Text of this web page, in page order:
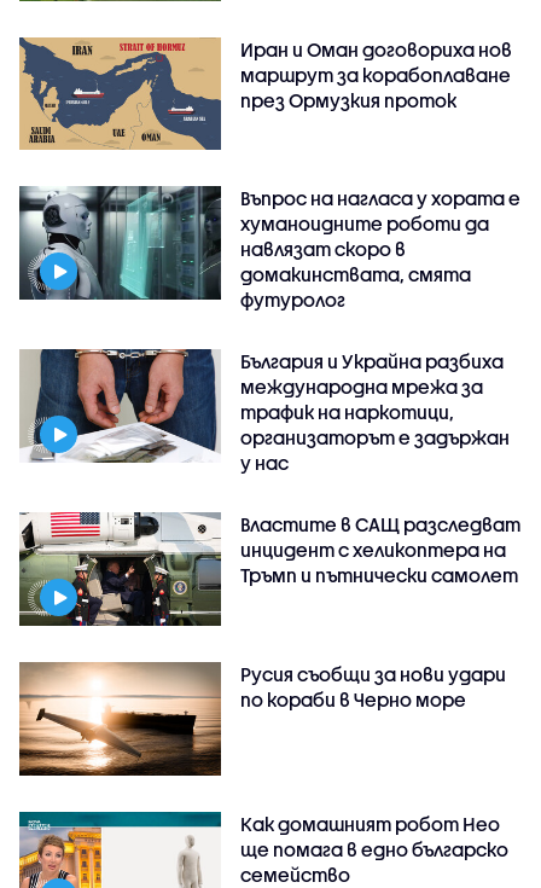
Иран и Оман договориха нов
маршрут за корабоплаване
през Ормузкия проток
Въпрос на нагласа у хората е
хуманоидните роботи да
навлязат скоро в
домакинствата, смята
футуролог
България и Украйна разбиха
международна мрежа за
трафик на наркотици,
организаторът е задържан
у нас
Властите в САЩ разследват
инцидент с хеликоптера на
Тръмп и пътнически самолет
Русия съобщи за нови удари
по кораби в Черно море
Как домашният робот Нео
ще помага в едно българско
семейство